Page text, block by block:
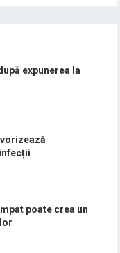
expunerea la
poate crea un